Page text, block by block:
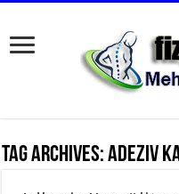
Tag Archives:adeziv